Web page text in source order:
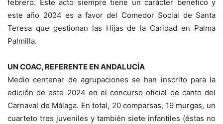
febrero. Este acto siempre tiene un carácter benéfico y
este año 2024 es a favor del Comedor Social de Santa
Teresa que gestionan las Hijas de la Caridad en Palma
Palmilla.
UN COAC, REFERENTE EN ANDALUCÍA
Medio centenar de agrupaciones se han inscrito para la
edición de este 2024 en el concurso oficial de canto del
Carnaval de Málaga. En total, 20 comparsas, 19 murgas, un
cuarteto tres juveniles y también siete infantiles (éstas no